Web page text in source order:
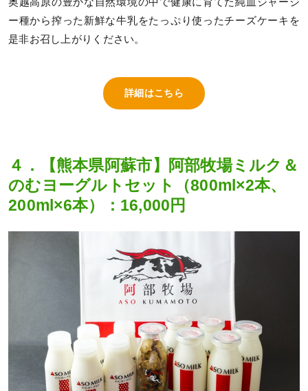
ー種から搾った新鮮な牛乳をたっぷり使ったチーズケーキを
是非お召し上がりください。
詳細はこちら
４．【熊本県阿蘇市】阿部牧場ミルク＆
のむヨーグルトセット（800ml×2本、
200ml×6本）：16,000円